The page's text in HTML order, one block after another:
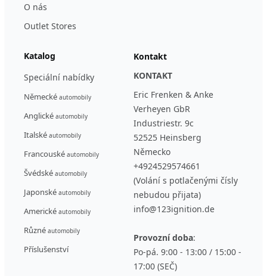
O nás
Outlet Stores
Katalog
Speciální nabídky
Německé automobily
Anglické automobily
Italské automobily
Francouské automobily
Švédské automobily
Japonské automobily
Americké automobily
Různé automobily
Příslušenství
Kontakt
KONTAKT
Eric Frenken & Anke
Verheyen GbR
Industriestr. 9c
52525 Heinsberg
Německo
+4924529574661
(Volání s potlačenými čísly
nebudou přijata)
info@123ignition.de
Provozní doba:
Po-pá. 9:00 - 13:00 / 15:00 -
17:00 (SEČ)